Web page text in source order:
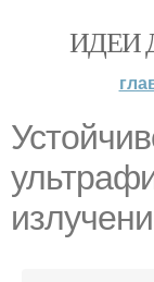
ИДЕИ